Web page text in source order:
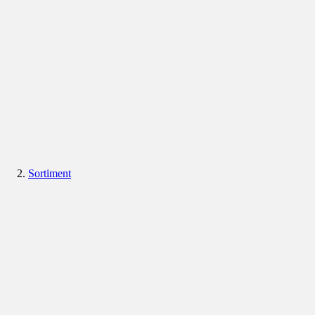
Sortiment